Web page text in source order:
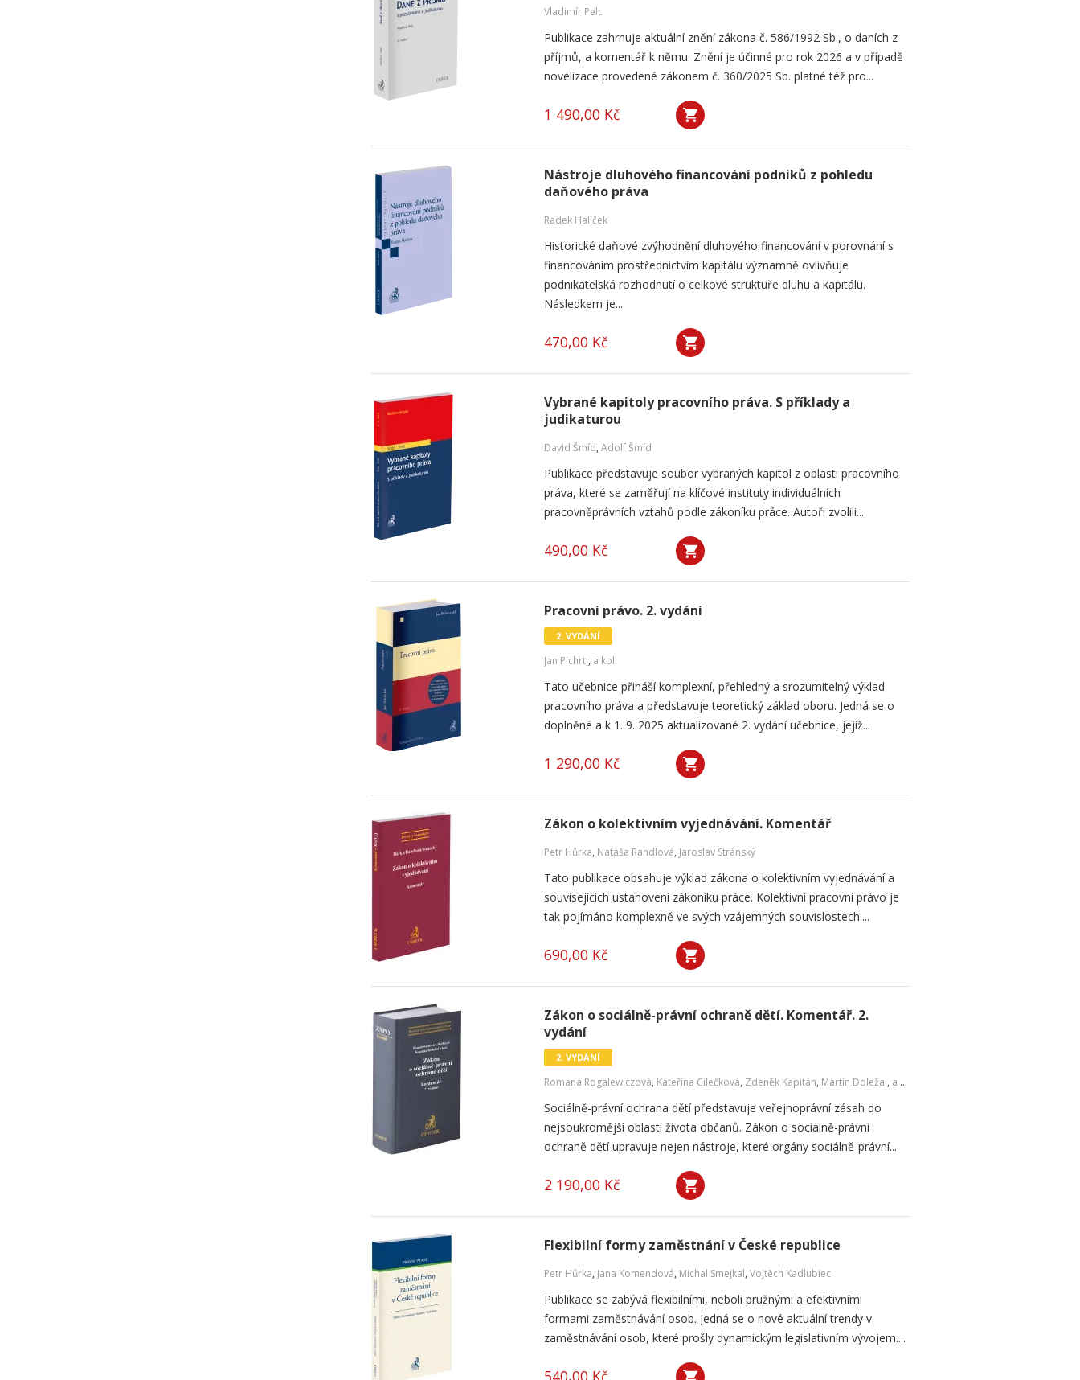
Vladimír Pelc
Publikace zahrnuje aktuální znění zákona č. 586/1992 Sb., o daních z
příjmů, a komentář k němu. Znění je účinné pro rok 2026 a v případě
novelizace provedené zákonem č. 360/2025 Sb. platné též pro...
1 490,00 Kč
Nástroje dluhového financování podniků z pohledu
daňového práva
Radek Halíček
Historické daňové zvýhodnění dluhového financování v porovnání s
financováním prostřednictvím kapitálu významně ovlivňuje
podnikatelská rozhodnutí o celkové struktuře dluhu a kapitálu.
Následkem je...
470,00 Kč
Vybrané kapitoly pracovního práva. S příklady a
judikaturou
David Šmíd, Adolf Šmíd
Publikace představuje soubor vybraných kapitol z oblasti pracovního
práva, které se zaměřují na klíčové instituty individuálních
pracovněprávních vztahů podle zákoníku práce. Autoři zvolili...
490,00 Kč
Pracovní právo. 2. vydání
2. VYDÁNÍ
Jan Pichrt,, a kol.
Tato učebnice přináší komplexní, přehledný a srozumitelný výklad
pracovního práva a představuje teoretický základ oboru. Jedná se o
doplněné a k 1. 9. 2025 aktualizované 2. vydání učebnice, jejíž...
1 290,00 Kč
Zákon o kolektivním vyjednávání. Komentář
Petr Hůrka, Nataša Randlová, Jaroslav Stránský
Tato publikace obsahuje výklad zákona o kolektivním vyjednávání a
souvisejících ustanovení zákoníku práce. Kolektivní pracovní právo je
tak pojímáno komplexně ve svých vzájemných souvislostech....
690,00 Kč
Zákon o sociálně-právní ochraně dětí. Komentář. 2.
vydání
2. VYDÁNÍ
Romana Rogalewiczová, Kateřina Cilečková, Zdeněk Kapitán, Martin Doležal, a kol.
Sociálně-právní ochrana dětí představuje veřejnoprávní zásah do
nejsoukromější oblasti života občanů. Zákon o sociálně-právní
ochraně dětí upravuje nejen nástroje, které orgány sociálně-právní...
2 190,00 Kč
Flexibilní formy zaměstnání v České republice
Petr Hůrka, Jana Komendová, Michal Smejkal, Vojtěch Kadlubiec
Publikace se zabývá flexibilními, neboli pružnými a efektivními
formami zaměstnávání osob. Jedná se o nové aktuální trendy v
zaměstnávání osob, které prošly dynamickým legislativním vývojem....
540,00 Kč